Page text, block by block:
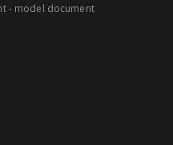
- model document